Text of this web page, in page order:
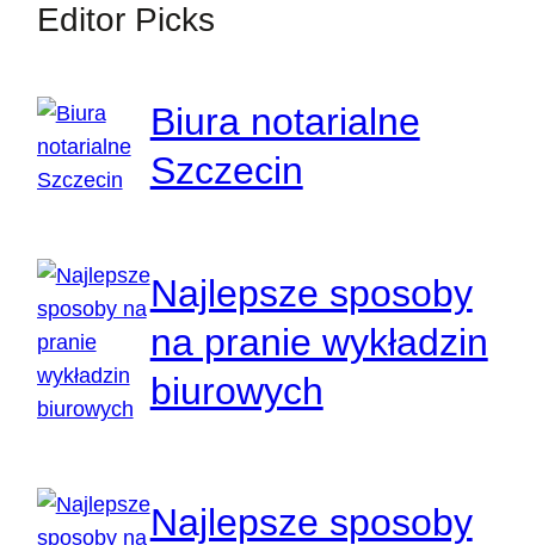
Editor Picks
Biura notarialne
Szczecin
Najlepsze sposoby
na pranie wykładzin
biurowych
Najlepsze sposoby